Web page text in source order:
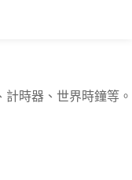
時器、世界時鐘等。